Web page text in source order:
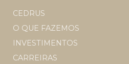
CEDRUS
O QUE FAZEMOS
INVESTIMENTOS
CARREIRAS